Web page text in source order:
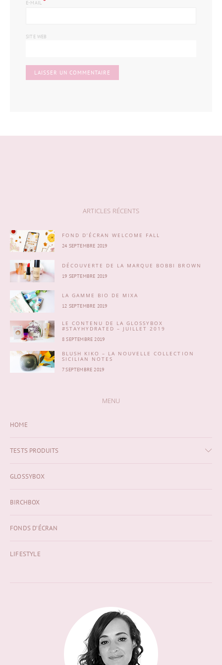
E-MAIL
SITE WEB
ARTICLES RÉCENTS
FOND D’ÉCRAN WELCOME FALL
24 SEPTEMBRE 2019
DÉCOUVERTE DE LA MARQUE BOBBI BROWN
19 SEPTEMBRE 2019
LA GAMME BIO DE MIXA
12 SEPTEMBRE 2019
LE CONTENU DE LA GLOSSYBOX
#STAYHYDRATED – JUILLET 2019
8 SEPTEMBRE 2019
BLUSH KIKO – LA NOUVELLE COLLECTION
SICILIAN NOTES
7 SEPTEMBRE 2019
MENU
HOME
TESTS PRODUITS
GLOSSYBOX
BIRCHBOX
FONDS D’ÉCRAN
LIFESTYLE